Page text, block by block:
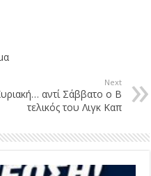
Next
αντί Σάββατο ο Β
τελικός του Λιγκ Καπ